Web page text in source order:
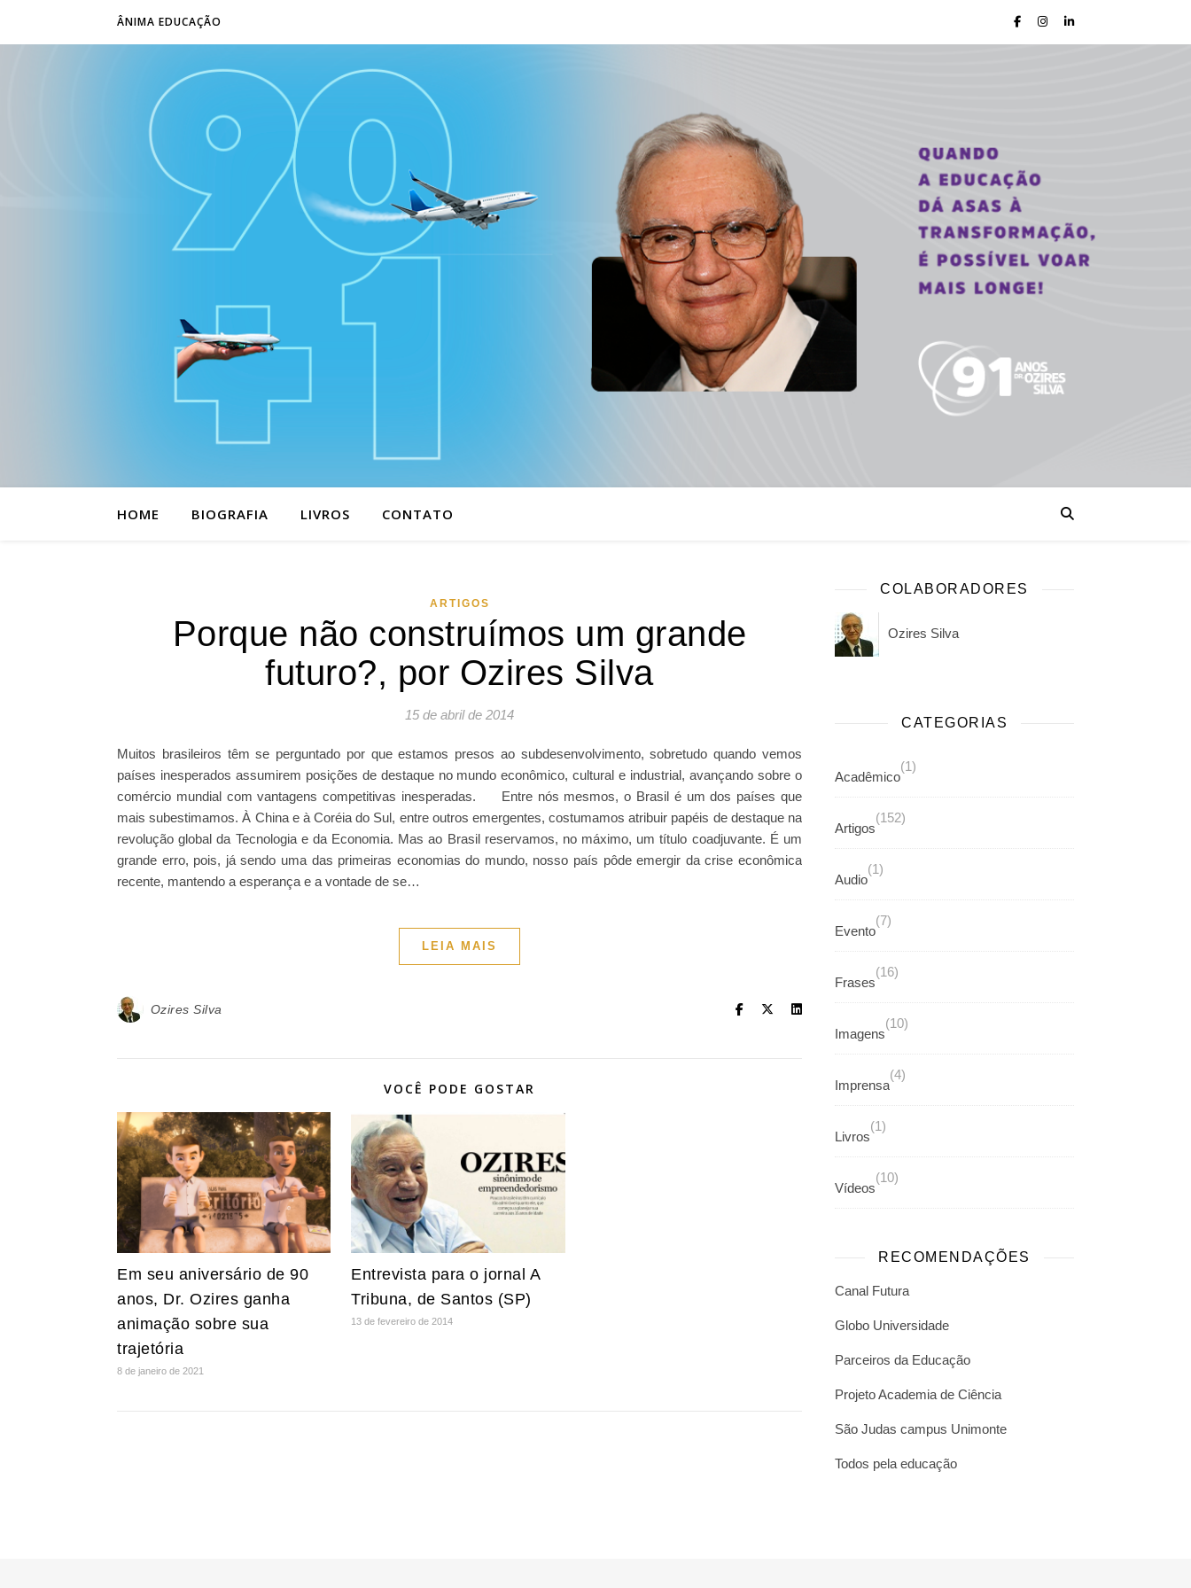
ÂNIMA EDUCAÇÃO
HOME BIOGRAFIA LIVROS CONTATO
ARTIGOS
Porque não construímos um grande
futuro?, por Ozires Silva
15 de abril de 2014
Muitos brasileiros têm se perguntado por que estamos presos ao subdesenvolvimento, sobretudo quando vemos
países inesperados assumirem posições de destaque no mundo econômico, cultural e industrial, avançando sobre o
comércio mundial com vantagens competitivas inesperadas. Entre nós mesmos, o Brasil é um dos países que
mais subestimamos. À China e à Coréia do Sul, entre outros emergentes, costumamos atribuir papéis de destaque na
revolução global da Tecnologia e da Economia. Mas ao Brasil reservamos, no máximo, um título coadjuvante. É um
grande erro, pois, já sendo uma das primeiras economias do mundo, nosso país pôde emergir da crise econômica
recente, mantendo a esperança e a vontade de se…
LEIA MAIS
Ozires Silva
VOCÊ PODE GOSTAR
Em seu aniversário de 90
anos, Dr. Ozires ganha
animação sobre sua
trajetória
8 de janeiro de 2021
Entrevista para o jornal A
Tribuna, de Santos (SP)
13 de fevereiro de 2014
COLABORADORES
Ozires Silva
CATEGORIAS
Acadêmico
(1)
Artigos
(152)
Audio
(1)
Evento
(7)
Frases
(16)
Imagens
(10)
Imprensa
(4)
Livros
(1)
Vídeos
(10)
RECOMENDAÇÕES
Canal Futura
Globo Universidade
Parceiros da Educação
Projeto Academia de Ciência
São Judas campus Unimonte
Todos pela educação